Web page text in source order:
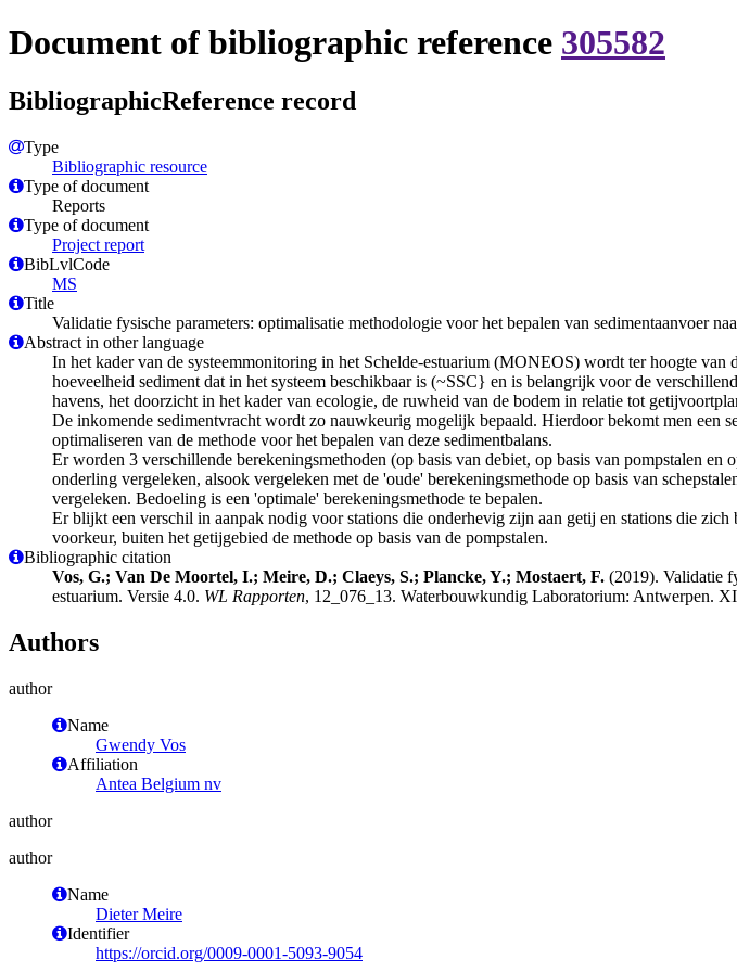
Document of bibliographic reference 305582
BibliographicReference record
Type
Bibliographic resource
Type of document
Reports
Type of document
Project report
BibLvlCode
MS
Title
Validatie fysische parameters: optimalisatie methodologie voor het bepalen van sedimentaanvoer
Abstract in other language
In het kader van de systeemmonitoring in het Schelde-estuarium (MONEOS) wordt ter hoogte van
hoeveelheid sediment dat in het systeem beschikbaar is (~SSC} en is belangrijk voor de
havens, het doorzicht in het kader van ecologie, de ruwheid van de bodem in relatie tot
De inkomende sedimentvracht wordt zo nauwkeurig mogelijk bepaald. Hierdoor bekomt men een
optimaliseren van de methode voor het bepalen van deze sedimentbalans.
Er worden 3 verschillende berekeningsmethoden (op basis van debiet, op basis van pompstalen
onderling vergeleken, alsook vergeleken met de 'oude' berekeningsmethode op basis van
vergeleken. Bedoeling is een 'optimale' berekeningsmethode te bepalen.
Er blijkt een verschil in aanpak nodig voor stations die onderhevig zijn aan getij en stations die
voorkeur, buiten het getijgebied de methode op basis van de pompstalen.
Bibliographic citation
Vos, G.; Van De Moortel, I.; Meire, D.; Claeys, S.; Plancke, Y.; Mostaert, F. (2019). Validatie
estuarium. Versie 4.0. WL Rapporten, 12_076_13. Waterbouwkundig Laboratorium: Antwerpen.
Authors
author
Name
Gwendy Vos
Affiliation
Antea Belgium nv
author
author
Name
Dieter Meire
Identifier
https://orcid.org/0009-0001-5093-9054